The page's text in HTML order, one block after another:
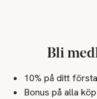
Bli
10% på ditt
Bonus på alla köp